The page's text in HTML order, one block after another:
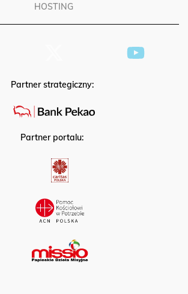
HOSTING
Partner strategiczny:
Partner portalu: